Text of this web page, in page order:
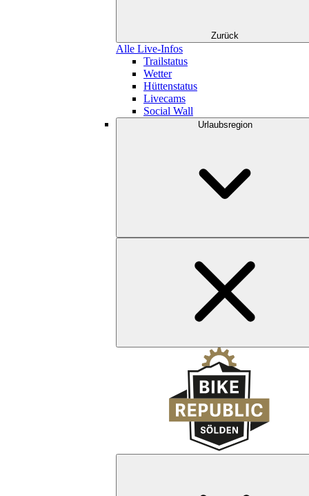
Zurück
Alle Live-Infos
Trailstatus
Wetter
Hüttenstatus
Livecams
Social Wall
Urlaubsregion